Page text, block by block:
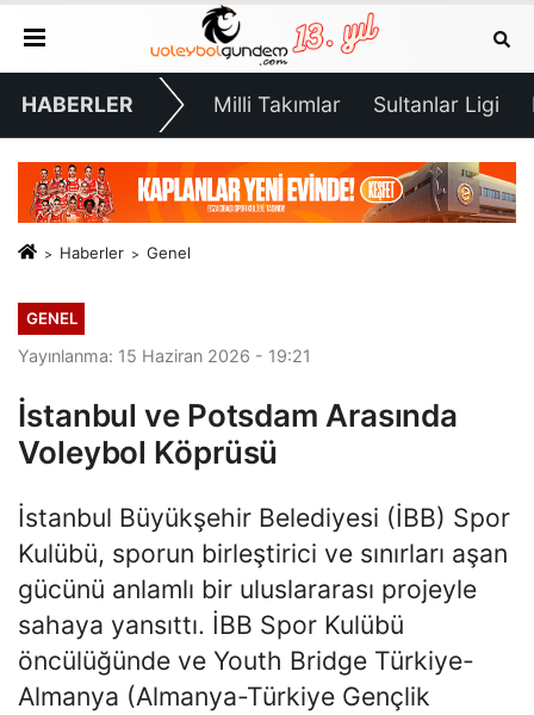
HABERLER Milli Takımlar Sultanlar Ligi
Haberler Genel
GENEL
Yayınlanma: 15 Haziran 2026 - 19:21
İstanbul ve Potsdam Arasında
Voleybol Köprüsü
İstanbul Büyükşehir Belediyesi (İBB) Spor
Kulübü, sporun birleştirici ve sınırları aşan
gücünü anlamlı bir uluslararası projeyle
sahaya yansıttı. İBB Spor Kulübü
öncülüğünde ve Youth Bridge Türkiye-
Almanya (Almanya-Türkiye Gençlik